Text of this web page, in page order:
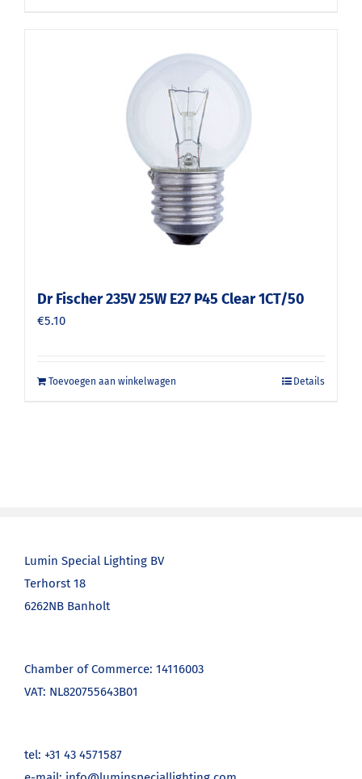
Dr Fischer 235V 25W E27 P45 Clear 1CT/50
€5.10
Toevoegen aan winkelwagen Details
Lumin Special Lighting BV
Terhorst 18
6262NB Banholt
Chamber of Commerce: 14116003
VAT: NL820755643B01
tel: +31 43 4571587